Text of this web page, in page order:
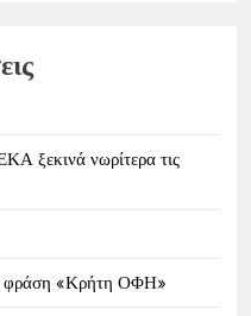
ξεκινά νωρίτερα τις
φράση «Κρήτη ΟΦΗ»